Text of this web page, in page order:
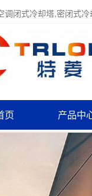
调闭式冷却塔,密闭式
页 产品中